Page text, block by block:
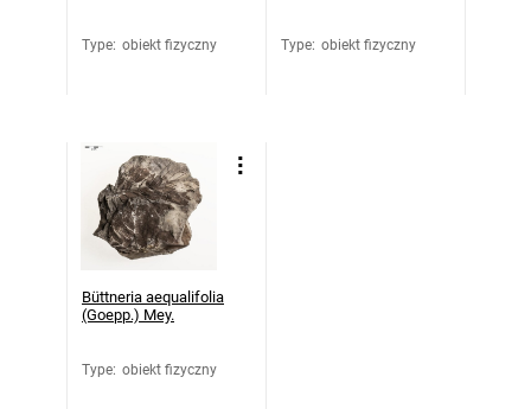
Type: obiekt fizyczny Type: obiekt fizyczny
Büttneria aequalifolia
(Goepp.) Mey.
Type: obiekt fizyczny